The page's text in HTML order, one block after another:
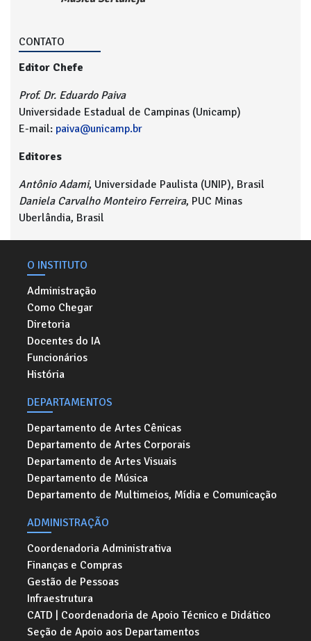
CONTATO
Editor Chefe
Prof. Dr. Eduardo Paiva
Universidade Estadual de Campinas (Unicamp)
E-mail: paiva@unicamp.br
Editores
Antônio Adami, Universidade Paulista (UNIP), Brasil
Daniela Carvalho Monteiro Ferreira, PUC Minas
Uberlândia, Brasil
O INSTITUTO
Administração
Como Chegar
Diretoria
Docentes do IA
Funcionários
História
DEPARTAMENTOS
Departamento de Artes Cênicas
Departamento de Artes Corporais
Departamento de Artes Visuais
Departamento de Música
Departamento de Multimeios, Mídia e Comunicação
ADMINISTRAÇÃO
Coordenadoria Administrativa
Finanças e Compras
Gestão de Pessoas
Infraestrutura
CATD | Coordenadoria de Apoio Técnico e Didático
Seção de Apoio aos Departamentos